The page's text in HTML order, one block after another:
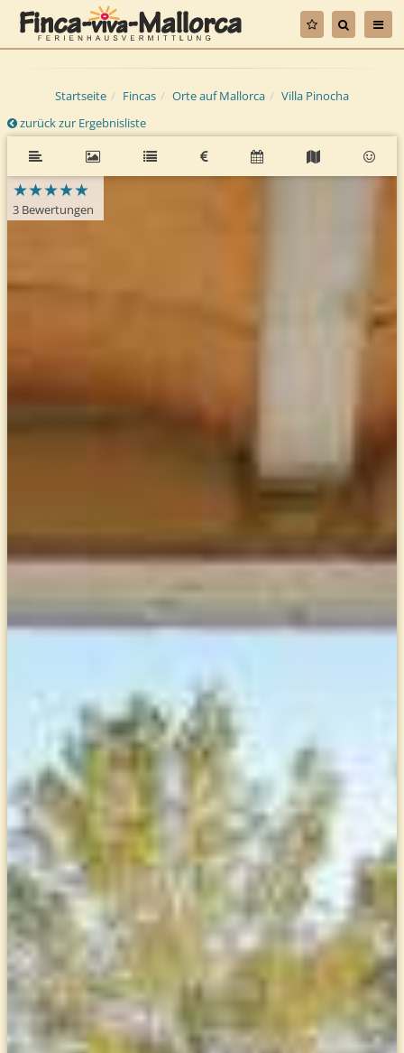
Startseite Fincas Orte auf Mallorca
Villa Pinocha
zurück zur Ergebnisliste
★★★★★
★★★★★
3 Bewertungen